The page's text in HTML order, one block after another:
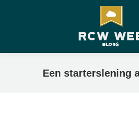
Een starterslening